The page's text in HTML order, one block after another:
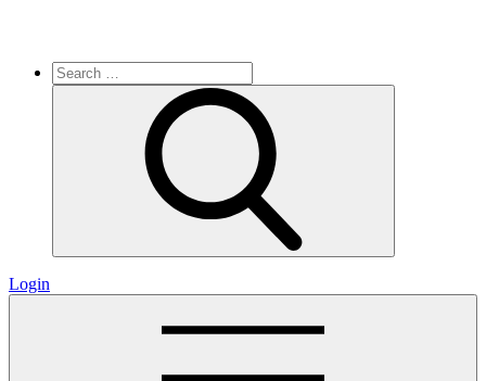
Search
for:
Login